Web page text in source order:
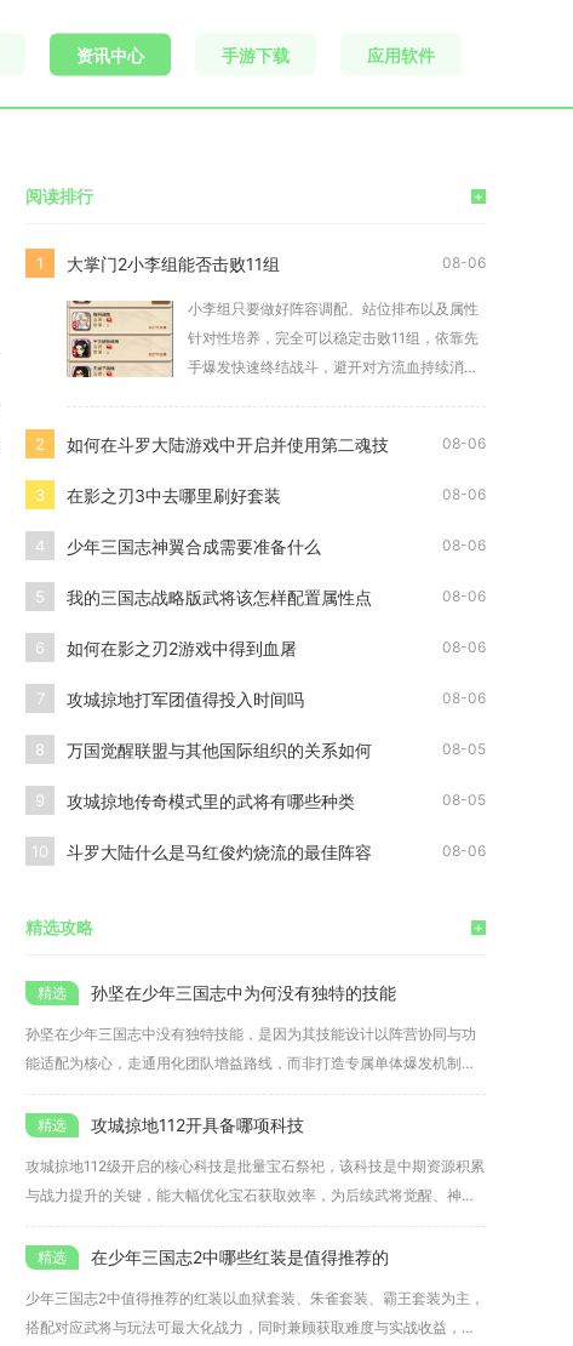
资讯中心 手游下载 应用软件
阅读排行 +
1 大掌门2小李组能否击败11组 08-06
小李组只要做好阵容调配、站位排布以及属性
针对性培养，完全可以稳定击败11组，依靠先
手爆发快速终结战斗，避开对方流血持续消耗
2 如何在斗罗大陆游戏中开启并使用第二魂技 08-06
3 在影之刃3中去哪里刷好套装 08-06
4 少年三国志神翼合成需要准备什么 08-06
5 我的三国志战略版武将该怎样配置属性点 08-06
6 如何在影之刃2游戏中得到血屠 08-06
7 攻城掠地打军团值得投入时间吗 08-06
8 万国觉醒联盟与其他国际组织的关系如何 08-05
9 攻城掠地传奇模式里的武将有哪些种类 08-05
10 斗罗大陆什么是马红俊灼烧流的最佳阵容 08-06
精选攻略 +
孙坚在少年三国志中为何没有独特的技能
孙坚在少年三国志中没有独特技能，是因为其技能设计以阵营协同与功
能适配为核心，走通用化团队增益路线，而非打造专属单体爆发机制。
他的普
攻城掠地112开具备哪项科技
攻城掠地112级开启的核心科技是批量宝石祭祀，该科技是中期资源积累
与战力提升的关键，能大幅优化宝石获取效率，为后续武将觉醒、神兵
打
在少年三国志2中哪些红装是值得推荐的
少年三国志2中值得推荐的红装以血狱套装、朱雀套装、霸王套装为主，
搭配对应武将与玩法可最大化战力，同时兼顾获取难度与实战收益，是